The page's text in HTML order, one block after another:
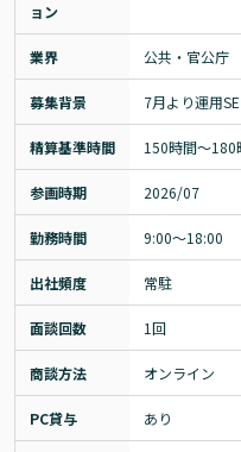
ョン
業界 公共・官公庁
募集背景 7月より運用
精算基準時間 150時間〜180
参画時期 2026/07
勤務時間 9:00～18:00
出社頻度 常駐
面談回数 1回
商談方法 オンライン
PC貸与 あり